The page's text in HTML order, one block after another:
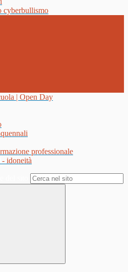
cyberbullismo
| Open Day
professionale
idoneità